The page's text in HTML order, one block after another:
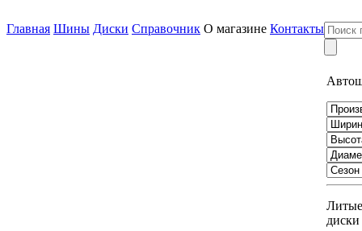
Главная Шины Диски Справочник О магазине Контакты
Литые
диски